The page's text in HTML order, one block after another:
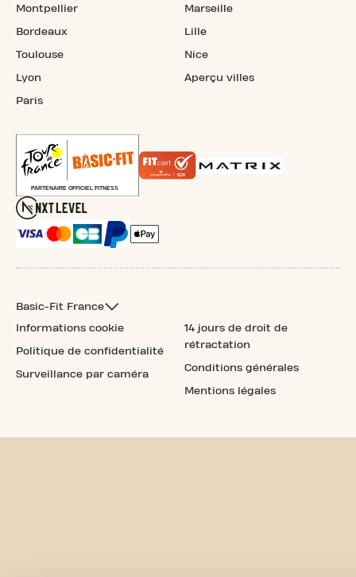
Montpellier
Bordeaux
Toulouse
Lyon
Paris
Marseille
Lille
Nice
Aperçu villes
Basic-Fit France
Informations cookie
Politique de confidentialité
Surveillance par caméra
14 jours de droit de
rétractation
Conditions générales
Mentions légales